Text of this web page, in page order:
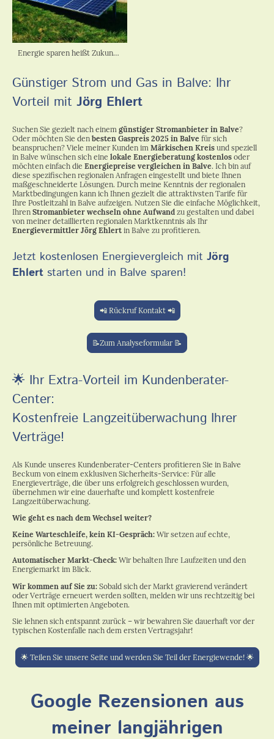
Energie sparen heißt Zukunft sichern.
Günstiger Strom und Gas in Balve: Ihr
Vorteil mit Jörg Ehlert
Suchen Sie gezielt nach einem günstiger Stromanbieter in Balve?
Oder möchten Sie den besten Gaspreis 2025 in Balve für sich
beanspruchen? Viele meiner Kunden im Märkischen Kreis und speziell
in Balve wünschen sich eine lokale Energieberatung kostenlos oder
möchten einfach die Energiepreise vergleichen in Balve. Ich bin auf
diese spezifischen regionalen Anfragen eingestellt und biete Ihnen
maßgeschneiderte Lösungen. Durch meine Kenntnis der regionalen
Marktbedingungen kann ich Ihnen gezielt die attraktivsten Tarife für
Ihre Postleitzahl in Balve aufzeigen. Nutzen Sie die einfache Möglichkeit,
Ihren Stromanbieter wechseln ohne Aufwand zu gestalten und dabei
von meiner detaillierten regionalen Marktkenntnis als Ihr
Energievermittler Jörg Ehlert in Balve zu profitieren.
Jetzt kostenlosen Energievergleich mit Jörg
Ehlert starten und in Balve sparen!
📲 Rückruf Kontakt 📲
📝Zum Analyseformular 📝
🌟 Ihr Extra-Vorteil im Kundenberater-
Center:
Kostenfreie Langzeitüberwachung Ihrer
Verträge!
Als Kunde unseres Kundenberater-Centers profitieren Sie in Balve
Beckum von einem exklusiven Sicherheits-Service: Für alle
Energieverträge, die über uns erfolgreich geschlossen wurden,
übernehmen wir eine dauerhafte und komplett kostenfreie
Langzeitüberwachung.
Wie geht es nach dem Wechsel weiter?
Keine Warteschleife, kein KI-Gespräch: Wir setzen auf echte,
persönliche Betreuung.
Automatischer Markt-Check: Wir behalten Ihre Laufzeiten und den
Energiemarkt im Blick.
Wir kommen auf Sie zu: Sobald sich der Markt gravierend verändert
oder Verträge erneuert werden sollten, melden wir uns rechtzeitig bei
Ihnen mit optimierten Angeboten.
Sie lehnen sich entspannt zurück – wir bewahren Sie dauerhaft vor der
typischen Kostenfalle nach dem ersten Vertragsjahr!
🌟 Teilen Sie unsere Seite und werden Sie Teil der Energiewende! 🌟
Google Rezensionen aus
meiner langjährigen